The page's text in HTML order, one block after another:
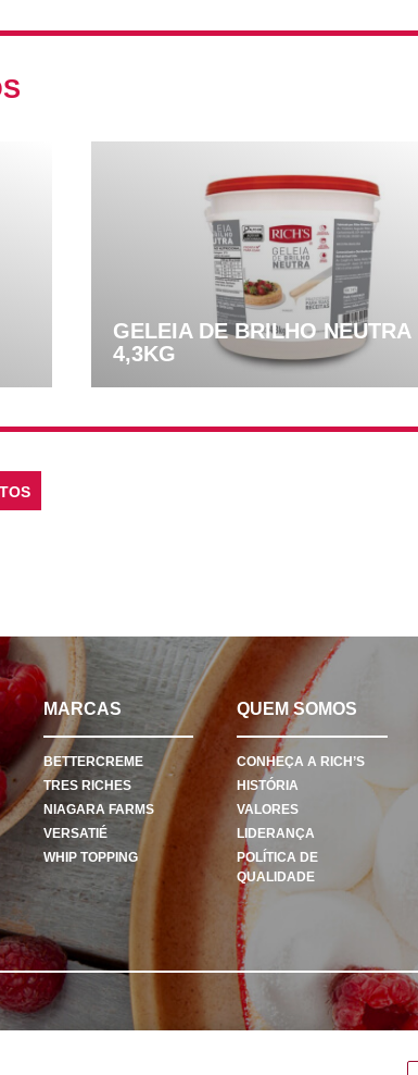
GELEIA DE BRILHO NEUTRA
4,3KG
MARCAS
BETTERCREME
TRES RICHES
NIAGARA FARMS
VERSATIÉ
WHIP TOPPING
QUEM SOMOS
CONHEÇA A RICH’S
HISTÓRIA
VALORES
LIDERANÇA
POLÍTICA DE
QUALIDADE